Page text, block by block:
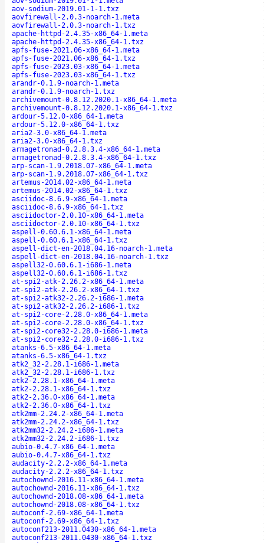
aov-sodium-2019.01-1-1.txz
aovfirewall-2.0.3-noarch-1.meta
aovfirewall-2.0.3-noarch-1.txz
apache-httpd-2.4.35-x86_64-1.meta
apache-httpd-2.4.35-x86_64-1.txz
apfs-fuse-2021.06-x86_64-1.meta
apfs-fuse-2021.06-x86_64-1.txz
apfs-fuse-2023.03-x86_64-1.meta
apfs-fuse-2023.03-x86_64-1.txz
arandr-0.1.9-noarch-1.meta
arandr-0.1.9-noarch-1.txz
archivemount-0.8.12.2020.1-x86_64-1.meta
archivemount-0.8.12.2020.1-x86_64-1.txz
ardour-5.12.0-x86_64-1.meta
ardour-5.12.0-x86_64-1.txz
aria2-3.0-x86_64-1.meta
aria2-3.0-x86_64-1.txz
armagetronad-0.2.8.3.4-x86_64-1.meta
armagetronad-0.2.8.3.4-x86_64-1.txz
arp-scan-1.9.2018.07-x86_64-1.meta
arp-scan-1.9.2018.07-x86_64-1.txz
artemus-2014.02-x86_64-1.meta
artemus-2014.02-x86_64-1.txz
asciidoc-8.6.9-x86_64-1.meta
asciidoc-8.6.9-x86_64-1.txz
asciidoctor-2.0.10-x86_64-1.meta
asciidoctor-2.0.10-x86_64-1.txz
aspell-0.60.6.1-x86_64-1.meta
aspell-0.60.6.1-x86_64-1.txz
aspell-dict-en-2018.04.16-noarch-1.meta
aspell-dict-en-2018.04.16-noarch-1.txz
aspell32-0.60.6.1-i686-1.meta
aspell32-0.60.6.1-i686-1.txz
at-spi2-atk-2.26.2-x86_64-1.meta
at-spi2-atk-2.26.2-x86_64-1.txz
at-spi2-atk32-2.26.2-i686-1.meta
at-spi2-atk32-2.26.2-i686-1.txz
at-spi2-core-2.28.0-x86_64-1.meta
at-spi2-core-2.28.0-x86_64-1.txz
at-spi2-core32-2.28.0-i686-1.meta
at-spi2-core32-2.28.0-i686-1.txz
atanks-6.5-x86_64-1.meta
atanks-6.5-x86_64-1.txz
atk2_32-2.28.1-i686-1.meta
atk2_32-2.28.1-i686-1.txz
atk2-2.28.1-x86_64-1.meta
atk2-2.28.1-x86_64-1.txz
atk2-2.36.0-x86_64-1.meta
atk2-2.36.0-x86_64-1.txz
atk2mm-2.24.2-x86_64-1.meta
atk2mm-2.24.2-x86_64-1.txz
atk2mm32-2.24.2-i686-1.meta
atk2mm32-2.24.2-i686-1.txz
aubio-0.4.7-x86_64-1.meta
aubio-0.4.7-x86_64-1.txz
audacity-2.2.2-x86_64-1.meta
audacity-2.2.2-x86_64-1.txz
autochownd-2016.11-x86_64-1.meta
autochownd-2016.11-x86_64-1.txz
autochownd-2018.08-x86_64-1.meta
autochownd-2018.08-x86_64-1.txz
autoconf-2.69-x86_64-1.meta
autoconf-2.69-x86_64-1.txz
autoconf213-2011.0430-x86_64-1.meta
autoconf213-2011.0430-x86_64-1.txz